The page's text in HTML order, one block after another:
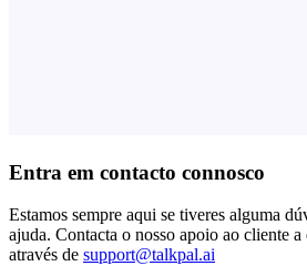
Entra em contacto connosco
Estamos sempre aqui se tiveres alguma
ajuda. Contacta o nosso apoio ao cliente
através de support@talkpal.ai